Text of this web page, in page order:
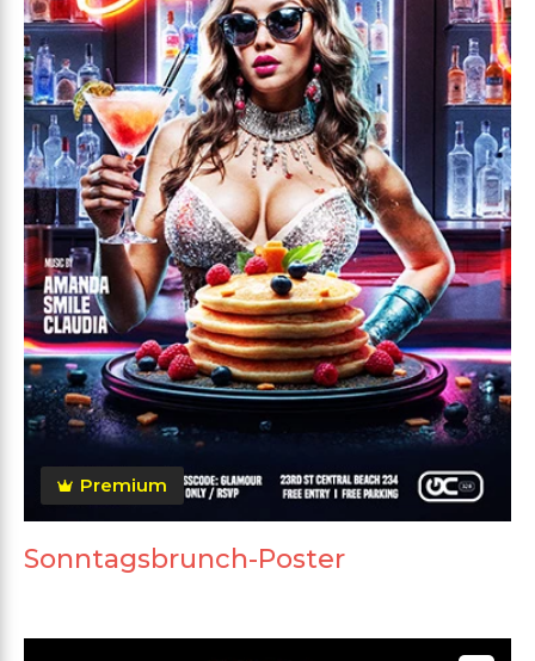
Premium
Sonntagsbrunch-Poster